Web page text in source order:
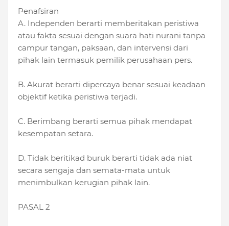
Penafsiran
A. Independen berarti memberitakan peristiwa
atau fakta sesuai dengan suara hati nurani tanpa
campur tangan, paksaan, dan intervensi dari
pihak lain termasuk pemilik perusahaan pers.
B. Akurat berarti dipercaya benar sesuai keadaan
objektif ketika peristiwa terjadi.
C. Berimbang berarti semua pihak mendapat
kesempatan setara.
D. Tidak beritikad buruk berarti tidak ada niat
secara sengaja dan semata-mata untuk
menimbulkan kerugian pihak lain.
PASAL 2